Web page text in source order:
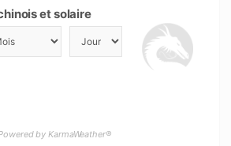
et solaire
by KarmaWeather®